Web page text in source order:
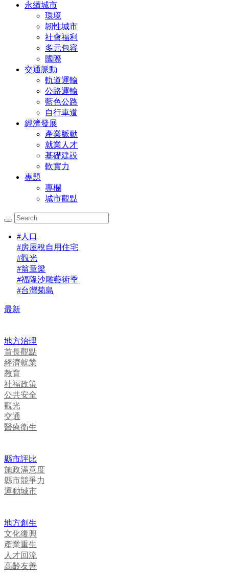
永續城市
環境
韌性城市
社會福利
多元包容
國際
交通脈動
軌道運輸
公路運輸
藍色公路
自行車道
經濟發展
產業脈動
就業人才
基礎建設
軟實力
專題
專欄
城市觀點
#人口
#房屋稅自用住宅
#觀光
#翁章梁
#福隆沙雕藝術季
#台灣菊島
最新
地方治理
首長觀點
經濟就業
教育
社福政策
公共安全
觀光
交通
醫療衛生
縣市評比
施政滿意度
縣市競爭力
運動城市
地方創生
文化復興
產業重生
人才回流
高齡友善